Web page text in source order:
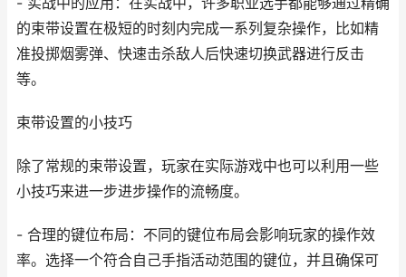
的束带设置在极短的时刻内完成一系列复杂操作，比如精
准投掷烟雾弹、快速击杀敌人后快速切换武器进行反击
等。
束带设置的小技巧
除了常规的束带设置，玩家在实际游戏中也可以利用一些
小技巧来进一步进步操作的流畅度。
- 合理的键位布局：不同的键位布局会影响玩家的操作效
率。选择一个符合自己手指活动范围的键位，并且确保可